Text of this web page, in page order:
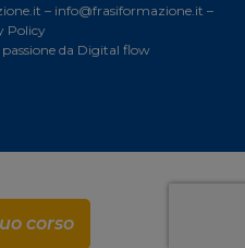
corso
– info@frasiformazione.it –
Policy
da Digital flow